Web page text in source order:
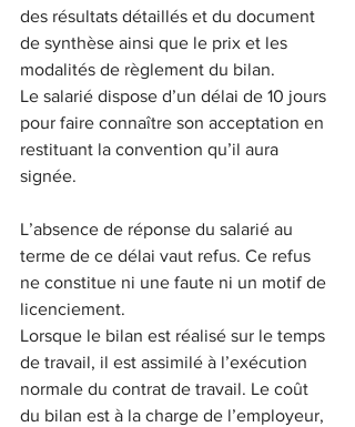
des résultats détaillés et du document
de synthèse ainsi que le prix et les
modalités de règlement du bilan.
Le salarié dispose d’un délai de 10 jours
pour faire connaître son acceptation en
restituant la convention qu’il aura
signée.
L’absence de réponse du salarié au
terme de ce délai vaut refus. Ce refus
ne constitue ni une faute ni un motif de
licenciement.
Lorsque le bilan est réalisé sur le temps
de travail, il est assimilé à l’exécution
normale du contrat de travail. Le coût
du bilan est à la charge de l’employeur,